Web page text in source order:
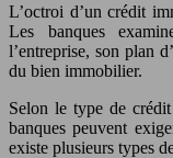
L’octroi d’un crédit
Les banques
l’entreprise, son plan
du bien immobilier.
Selon le type de
banques peuvent
existe plusieurs types